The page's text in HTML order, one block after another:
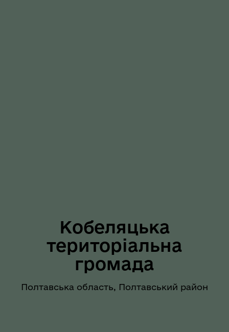
Кобеляцька
територіальна
громада
Полтавська область, Полтавський район